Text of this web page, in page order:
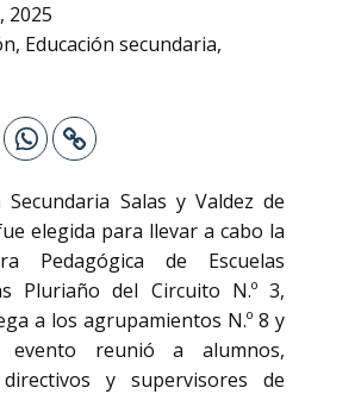
2025
, Educación secundaria,
Secundaria Salas y Valdez de
elegida para llevar a cabo la
Pedagógica de Escuelas
Pluriaño del Circuito N.º 3,
a los agrupamientos N.º 8 y
reunió a alumnos,
directivos y supervisores de